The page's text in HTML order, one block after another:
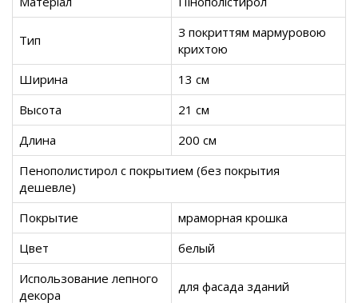
Тип
З покриттям мармуровою
крихтою
Ширина
13 см
Высота
21 см
Длина
200 см
Пенополистирол с покрытием (без покрытия
дешевле)
Покрытие
мраморная крошка
Цвет
белый
Использование лепного
декора
для фасада зданий